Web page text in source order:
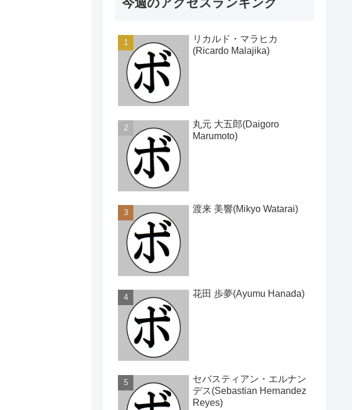
今週のアクセスランキング
リカルド・マラヒカ
(Ricardo Malajika)
丸元 大五郎(Daigoro
Marumoto)
渡来 美響(Mikyo Watarai)
花田 歩夢(Ayumu Hanada)
セバスティアン・エルナン
デス(Sebastian Hernandez
Reyes)